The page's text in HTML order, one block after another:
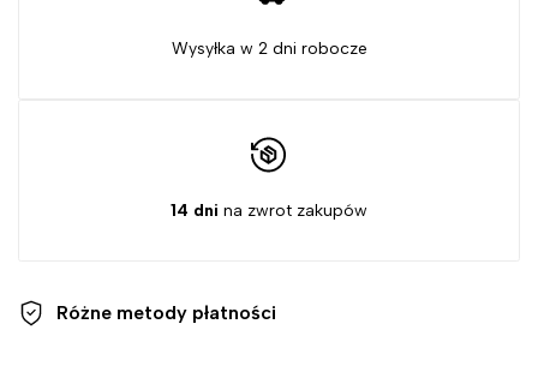
Wysyłka w 2 dni robocze
14 dni na zwrot zakupów
Różne metody płatności